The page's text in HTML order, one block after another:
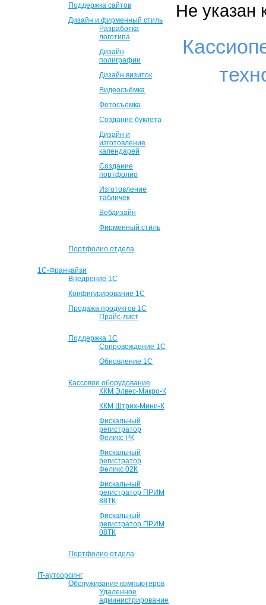
Поддержка сайтов
Дизайн и фирменный стиль
Разработка
логотипа
Дизайн
полиграфии
Дизайн визиток
Видеосъёмка
Фотосъёмка
Создание буклета
Дизайн и
изготовление
календарей
Создание
портфолио
Изготовление
табличек
Вебдизайн
Фирменный стиль
Портфолио отдела
1С-Франчайзи
Внедрение 1С
Конфигурирование 1С
Продажа продуктов 1С
Прайс-лист
Поддержка 1С
Сопровождение 1С
Обновление 1С
Кассовое оборудование
ККМ Элвес-Микро-К
ККМ Штрих-Мини-К
Фискальный
регистратор
Феликс РК
Фискальный
регистратор
Феликс 02К
Фискальный
регистратор ПРИМ
88ТК
Фискальный
регистратор ПРИМ
08ТК
Портфолио отдела
IT-аутсорсинг
Обслуживание компьютеров
Удаленное
администрирование
Не указан